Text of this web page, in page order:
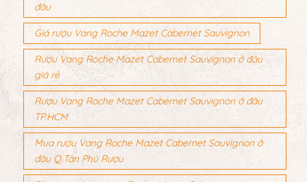
đâu
Giá rượu Vang Roche Mazet Cabernet Sauvignon
Rượu Vang Roche Mazet Cabernet Sauvignon ở đâu
giá rẻ
Rượu Vang Roche Mazet Cabernet Sauvignon ở đâu
TP.HCM
Mua rượu Vang Roche Mazet Cabernet Sauvignon ở
đâu Q.Tân Phú Rượu